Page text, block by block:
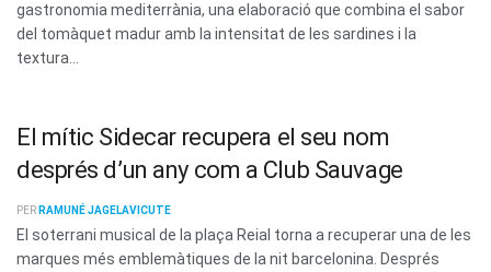
gastronomia mediterrània, una elaboració que combina el sabor
del tomàquet madur amb la intensitat de les sardines i la
textura...
El mític Sidecar recupera el seu nom
després d’un any com a Club Sauvage
PER RAMUNÉ JAGELAVICUTE
El soterrani musical de la plaça Reial torna a recuperar una de les
marques més emblemàtiques de la nit barcelonina. Després